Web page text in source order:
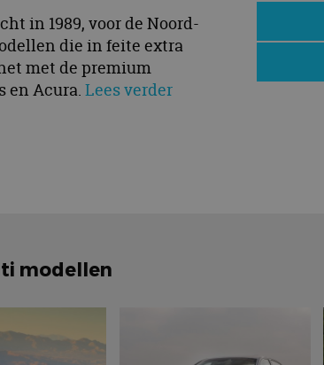
in 1989, voor de Noord-
die in feite extra
met de premium
en Acura. Lees verder
modellen